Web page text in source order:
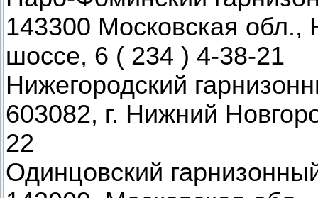
143300 Московская
шоссе, 6 ( 234 ) 4-38-21
Нижегородский
603082, г. Нижний
22
Одинцовский